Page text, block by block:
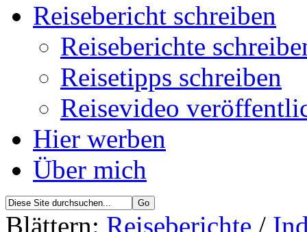
Reisebericht schreiben
Reiseberichte
Reisetipps schreiben
Reisevideo
Hier werben
Über mich
Blättern: Reiseberichte /